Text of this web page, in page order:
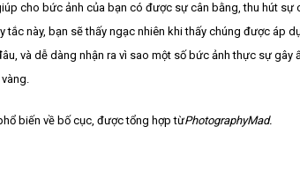
cho bức ảnh của bạn có được sự cân bằng, thu hút sự
tắc này, bạn sẽ thấy ngạc nhiên khi thấy chúng được áp
và dễ dàng nhận ra vì sao một số bức ảnh thực sự
biến về bố cục, được tổng hợp từPhotographyMad.